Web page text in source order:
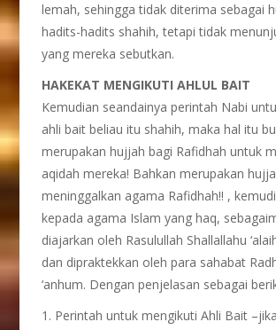
lemah, sehingga tidak diterima sebagai
hadits-hadits shahih, tetapi tidak
yang mereka sebutkan.
HAKEKAT MENGIKUTI AHLUL BAIT
Kemudian seandainya perintah Nabi
ahli bait beliau itu shahih, maka hal itu
merupakan hujjah bagi Rafidhah untuk
aqidah mereka! Bahkan merupakan
meninggalkan agama Rafidhah!! ,
kepada agama Islam yang haq,
diajarkan oleh Rasulullah Shallallahu
dan dipraktekkan oleh para sahabat
‘anhum. Dengan penjelasan sebagai
1. Perintah untuk mengikuti Ahli Bait